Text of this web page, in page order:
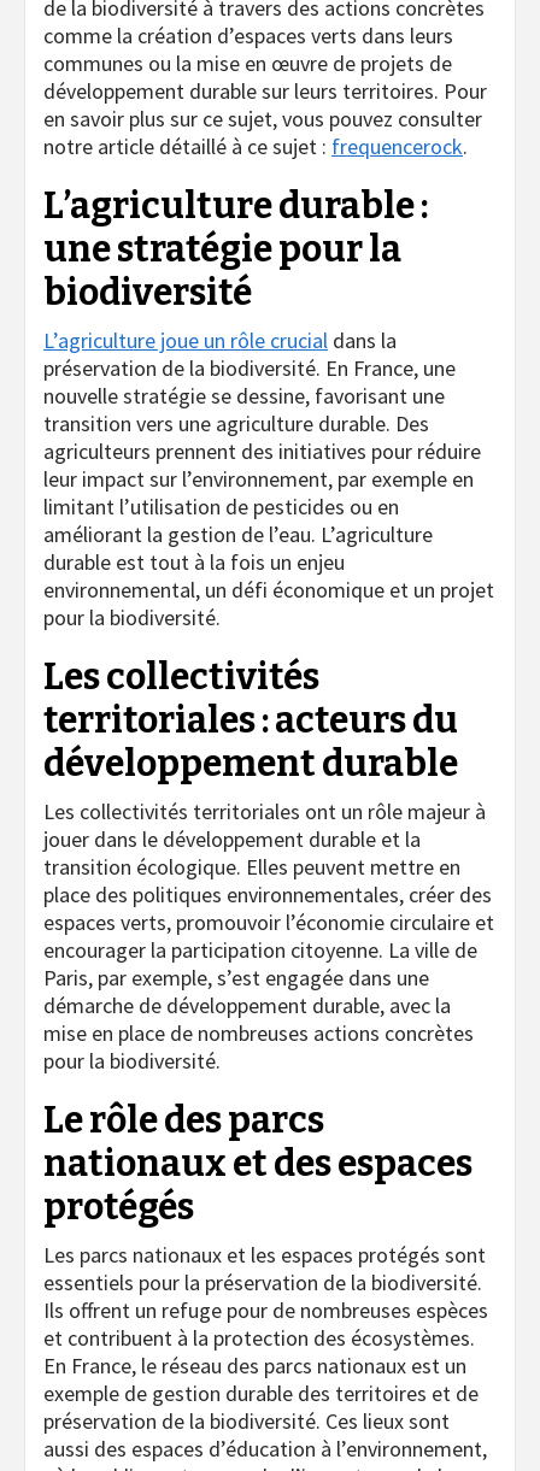
de la biodiversité à travers des actions concrètes
comme la création d’espaces verts dans leurs
communes ou la mise en œuvre de projets de
développement durable sur leurs territoires. Pour
en savoir plus sur ce sujet, vous pouvez consulter
notre article détaillé à ce sujet : frequencerock.
L’agriculture durable :
une stratégie pour la
biodiversité
L’agriculture joue un rôle crucial dans la
préservation de la biodiversité. En France, une
nouvelle stratégie se dessine, favorisant une
transition vers une agriculture durable. Des
agriculteurs prennent des initiatives pour réduire
leur impact sur l’environnement, par exemple en
limitant l’utilisation de pesticides ou en
améliorant la gestion de l’eau. L’agriculture
durable est tout à la fois un enjeu
environnemental, un défi économique et un projet
pour la biodiversité.
Les collectivités
territoriales : acteurs du
développement durable
Les collectivités territoriales ont un rôle majeur à
jouer dans le développement durable et la
transition écologique. Elles peuvent mettre en
place des politiques environnementales, créer des
espaces verts, promouvoir l’économie circulaire et
encourager la participation citoyenne. La ville de
Paris, par exemple, s’est engagée dans une
démarche de développement durable, avec la
mise en place de nombreuses actions concrètes
pour la biodiversité.
Le rôle des parcs
nationaux et des espaces
protégés
Les parcs nationaux et les espaces protégés sont
essentiels pour la préservation de la biodiversité.
Ils offrent un refuge pour de nombreuses espèces
et contribuent à la protection des écosystèmes.
En France, le réseau des parcs nationaux est un
exemple de gestion durable des territoires et de
préservation de la biodiversité. Ces lieux sont
aussi des espaces d’éducation à l’environnement,